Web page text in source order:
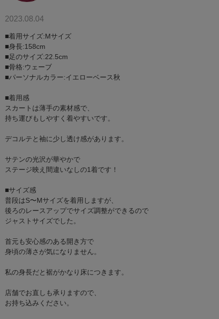
2023.08.04
■着用サイズ:Mサイズ
■身長:158cm
■足のサイズ:22.5cm
■骨格:ウェーブ
■パーソナルカラー:イエローベース秋
■着用感
スカートは薄手の素材感で、
持ち運びもしやすく着やすいです。
デコルテと袖に少し透け感があります。
サテンの光沢が華やかで
ステージ映え間違いなしの1着です！
■サイズ感
普段はS〜Mサイズを着用しますが、
後ろのレースアップでサイズ調整ができるので
ジャストサイズでした。
首元も安心感のある開き方で
身頃の薄さが気になりません。
私の身長だと裾がかなり床につきます。
店舗でお直しも承りますので、
お持ち込みください。